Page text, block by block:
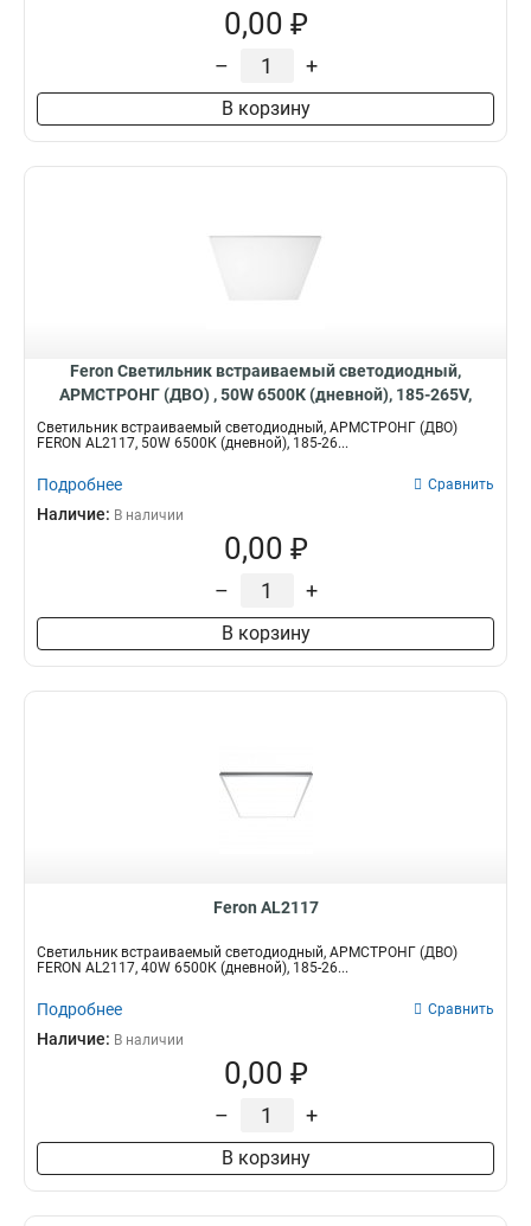
0,00 ₽
– +
В корзину
Feron Светильник встраиваемый светодиодный,
АРМСТРОНГ (ДВО) , 50W 6500К (дневной), 185-265V,
4200Lm, IP40, угол рассеивания 120°, цвет белый, 51418
Светильник встраиваемый светодиодный, АРМСТРОНГ (ДВО)
FERON AL2117, 50W 6500К (дневной), 185-26...
Подробнее Сравнить
Наличие: В наличии
0,00 ₽
– +
В корзину
Feron AL2117
Светильник встраиваемый светодиодный, АРМСТРОНГ (ДВО)
FERON AL2117, 40W 6500К (дневной), 185-26...
Подробнее Сравнить
Наличие: В наличии
0,00 ₽
– +
В корзину